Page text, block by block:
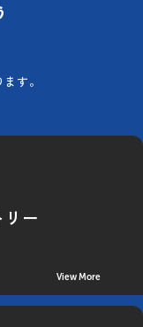
す。
ー
View More